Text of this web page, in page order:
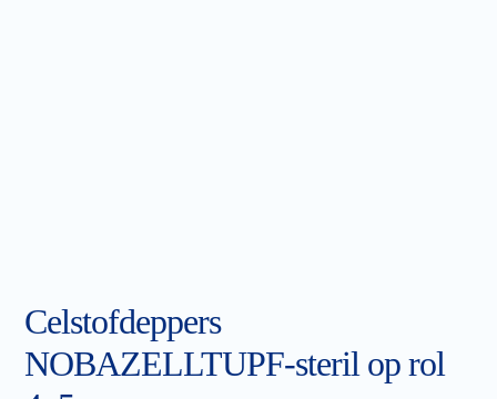
Celstofdeppers
NOBAZELLTUPF-steril op rol